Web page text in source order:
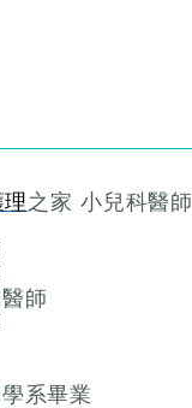
之家 小兒科醫師
師
系畢業